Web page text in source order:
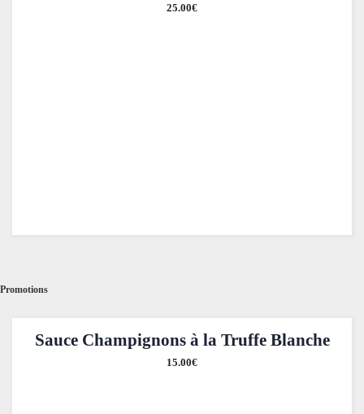
25.00€
Promotions
Sauce Champignons à la Truffe Blanche
15.00€